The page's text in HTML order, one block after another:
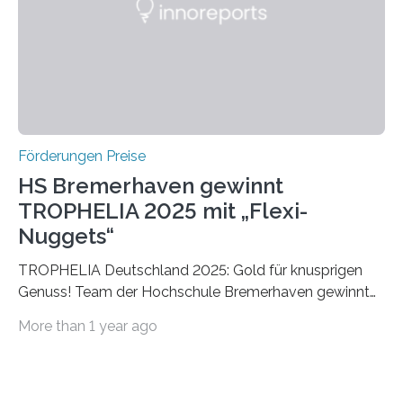
Foundation, des BIAL Award in Biomedicine ist in
Förderungen Preise
HS Bremerhaven gewinnt
TROPHELIA 2025 mit „Flexi-
Nuggets“
TROPHELIA Deutschland 2025: Gold für knusprigen
Genuss! Team der Hochschule Bremerhaven gewinnt
ECOTROPHELIAMit der Produktidee “Flexi-Nuggets”
More than 1 year ago